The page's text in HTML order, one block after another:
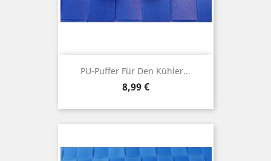
PU-Puffer Für Den Kühler...
Preis
8,99 €